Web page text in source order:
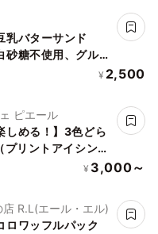
乳バターサンド
砂糖不使用、グルテ
ボタニカルサンド¥ 2,500
ピエール
しめる！】3色どら
リントアイシング
¥ 3,000～
R.L(エール・エル)
ロワッフルパック